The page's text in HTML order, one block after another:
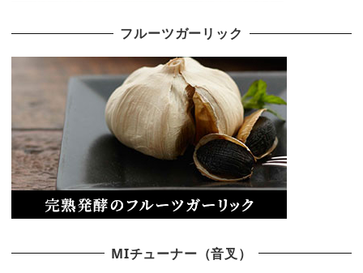
フルーツガーリック
MIチューナー（音叉）